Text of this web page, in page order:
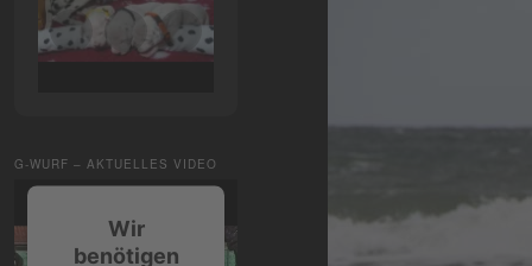
G-WURF – AKTUELLES VIDEO
Wir
benötigen